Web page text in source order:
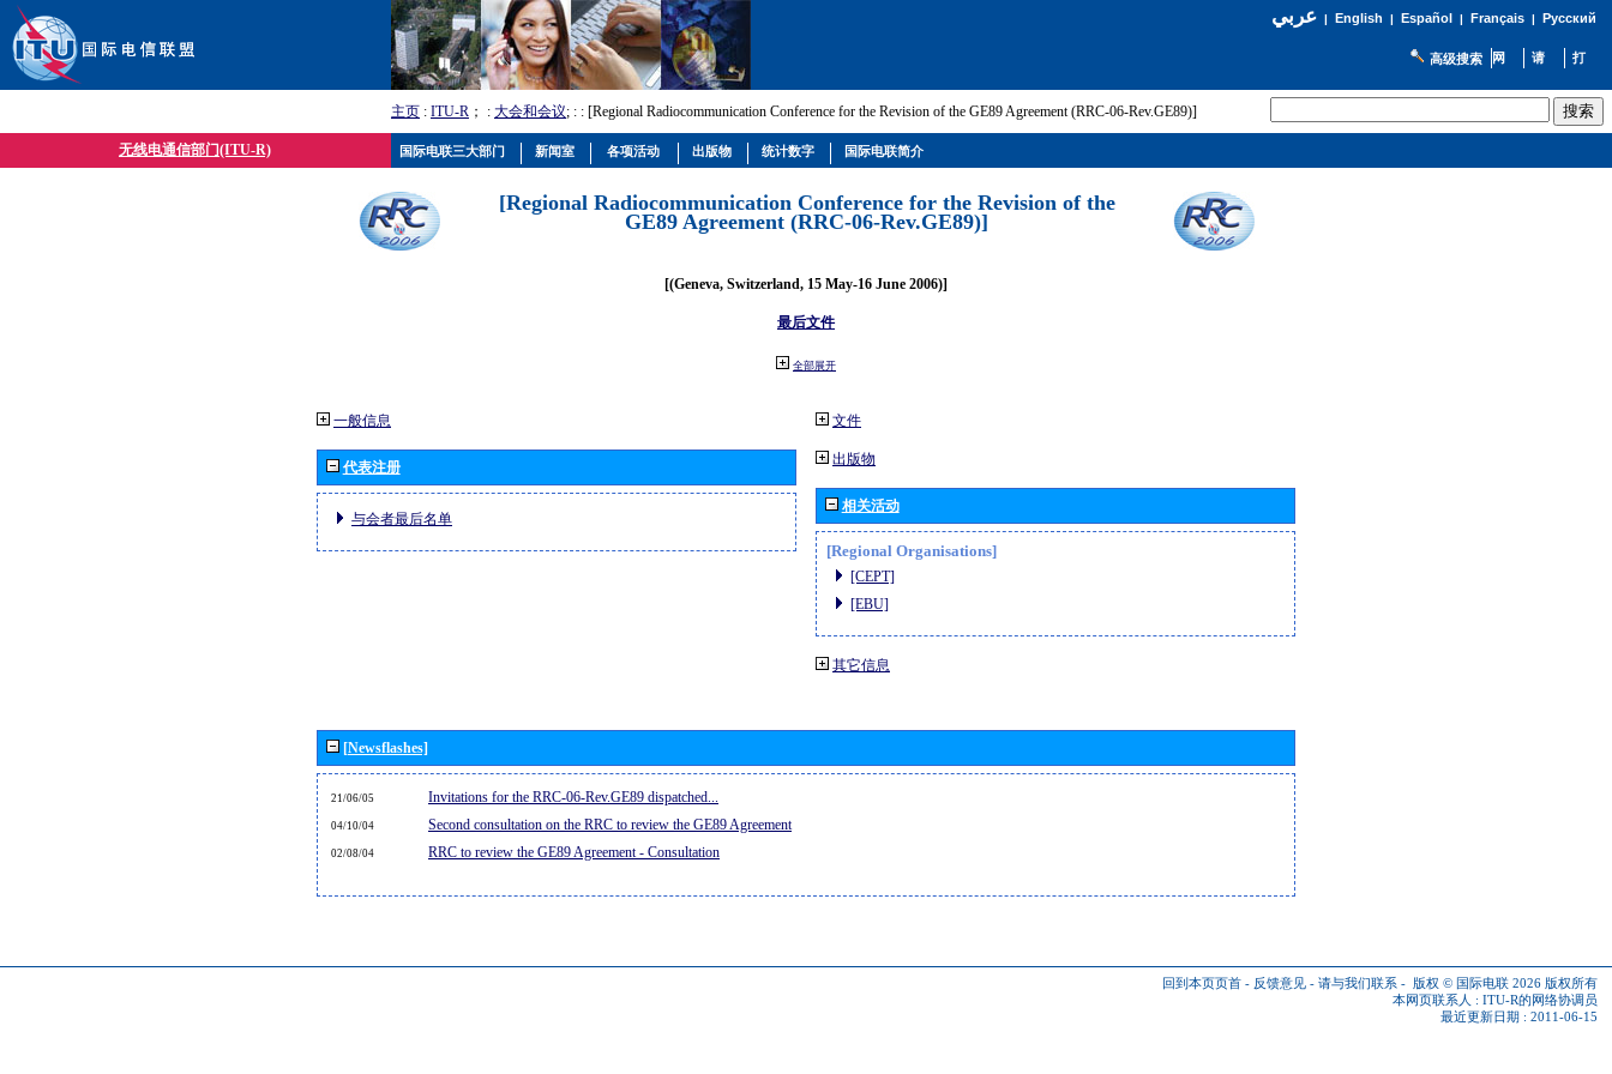
عربي| English | Español | Français| Русский
高级搜索
主页 : ITU-R ； : 大会和会议; : : [Regional Radiocommunication Conference for the Revision of the GE89 Agreement (RRC-06-Rev.GE89)]
无线电通信部门(ITU-R)
[Regional Radiocommunication Conference for the Revision of the
GE89 Agreement (RRC-06-Rev.GE89)]
[(Geneva, Switzerland, 15 May-16 June 2006)]
最后文件
全部展开
一般信息
代表注册
与会者最后名单
文件
出版物
相关活动
[Regional Organisations]
[CEPT]
[EBU]
其它信息
[Newsflashes]
21/06/05 Invitations for the RRC-06-Rev.GE89 dispatched...
04/10/04 Second consultation on the RRC to review the GE89 Agreement
02/08/04 RRC to review the GE89 Agreement - Consultation
回到本页页首 - 反馈意见 - 请与我们联系 - 版权 © 国际电联 2026 版权所有
本网页联系人 : ITU-R的网络协调员
最近更新日期 : 2011-06-15
国际电联三大部门 新闻室 各项活动 出版物 统计数字 国际电联简介